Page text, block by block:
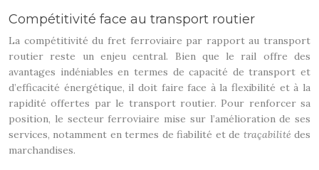
Compétitivité face au transport routier
La compétitivité du fret ferroviaire par rapport au transport
routier reste un enjeu central. Bien que le rail offre des
avantages indéniables en termes de capacité de transport et
d’efficacité énergétique, il doit faire face à la flexibilité et à la
rapidité offertes par le transport routier. Pour renforcer sa
position, le secteur ferroviaire mise sur l’amélioration de ses
services, notamment en termes de fiabilité et de traçabilitédes
marchandises.